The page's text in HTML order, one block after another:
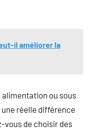
il améliorer la
ou sous
réelle différence
vous de choisir des